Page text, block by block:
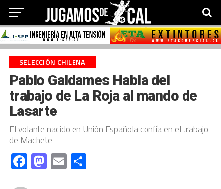
SELECCIÓN CHILENA
Pablo Galdames Habla del
trabajo de La Roja al mando de
Lasarte
El volante nacido en Unión Española confía en el trabajo
de Machete
Facebook
Mastodon
EmailCompartir